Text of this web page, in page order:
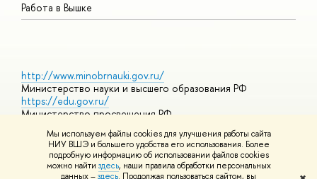
Мы используем файлы cookies для улучшения работы сайта
НИУ ВШЭ и большего удобства его использования. Более
подробную информацию об использовании файлов cookies
можно найти здесь, наши правила обработки персональных
данных –здесь. Продолжая пользоваться сайтом, вы
Работа в Вышке
http://www.minobrnauki.gov.ru/
Министерство науки и высшего образования РФ
https://edu.gov.ru/
Министерство просвещения РФ
https://elearning.hse.ru/mooc
Массовые открытые онлайн-курсы